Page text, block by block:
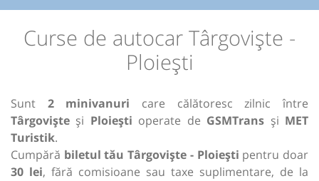
Curse de autocar Târgoviște -
Ploiești
Sunt 2 minivanuri care călătoresc zilnic între
Târgoviște și Ploiești operate de GSMTrans și MET
Turistik.
Cumpără biletul tău Târgoviște - Ploiești pentru doar
30 lei, fără comisioane sau taxe suplimentare, de la